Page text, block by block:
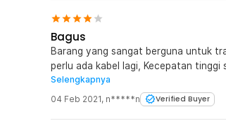
Bagus
Barang yang sangat berguna untuk
perlu ada kabel lagi, Kecepatan tinggi sudah support, tergantung ama device nya ya Beli di toko ini
sesuai dengan tagline nya "sudah
Kekurangan dari barang ini adalah
Selengkapnya
04 Feb 2021, n*****n Verified Buyer